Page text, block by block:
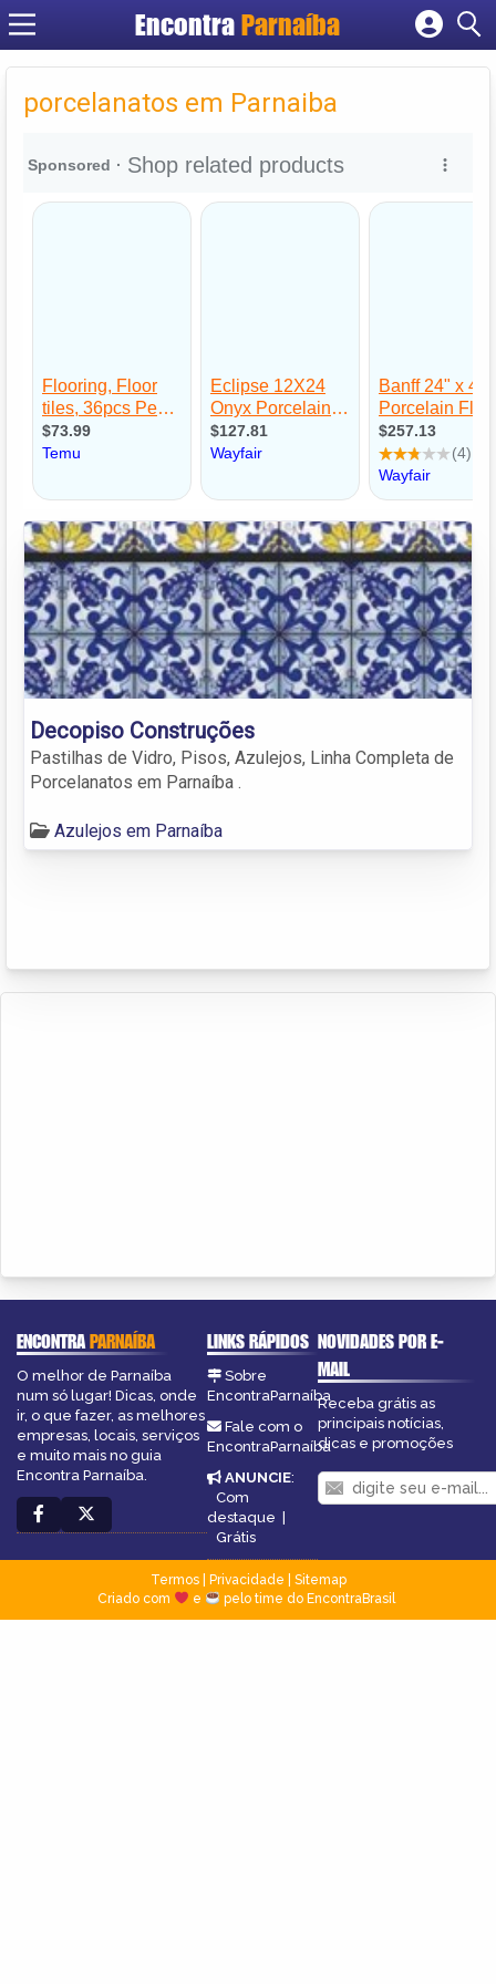
Encontra Parnaíba
Cadastrar empresa
Criar conta
porcelanatos em Parnaiba
Decopiso Construções
Pastilhas de Vidro, Pisos, Azulejos, Linha Completa de
Porcelanatos em Parnaíba .
Azulejos em Parnaíba
ENCONTRAPARNAÍBA
O melhor de Parnaíba
num só lugar! Dicas, onde
ir, o que fazer, as melhores
empresas, locais, serviços
e muito mais no guia
Encontra Parnaíba.
LINKS RÁPIDOS
Sobre
EncontraParnaíba
Fale com o
EncontraParnaíba
ANUNCIE:
Com
destaque |
Grátis
NOVIDADES POR E-
MAIL
Receba grátis as
principais notícias,
dicas e promoções
Termos| Privacidade
Sitemap
Criado com
e pelo time do EncontraBrasil